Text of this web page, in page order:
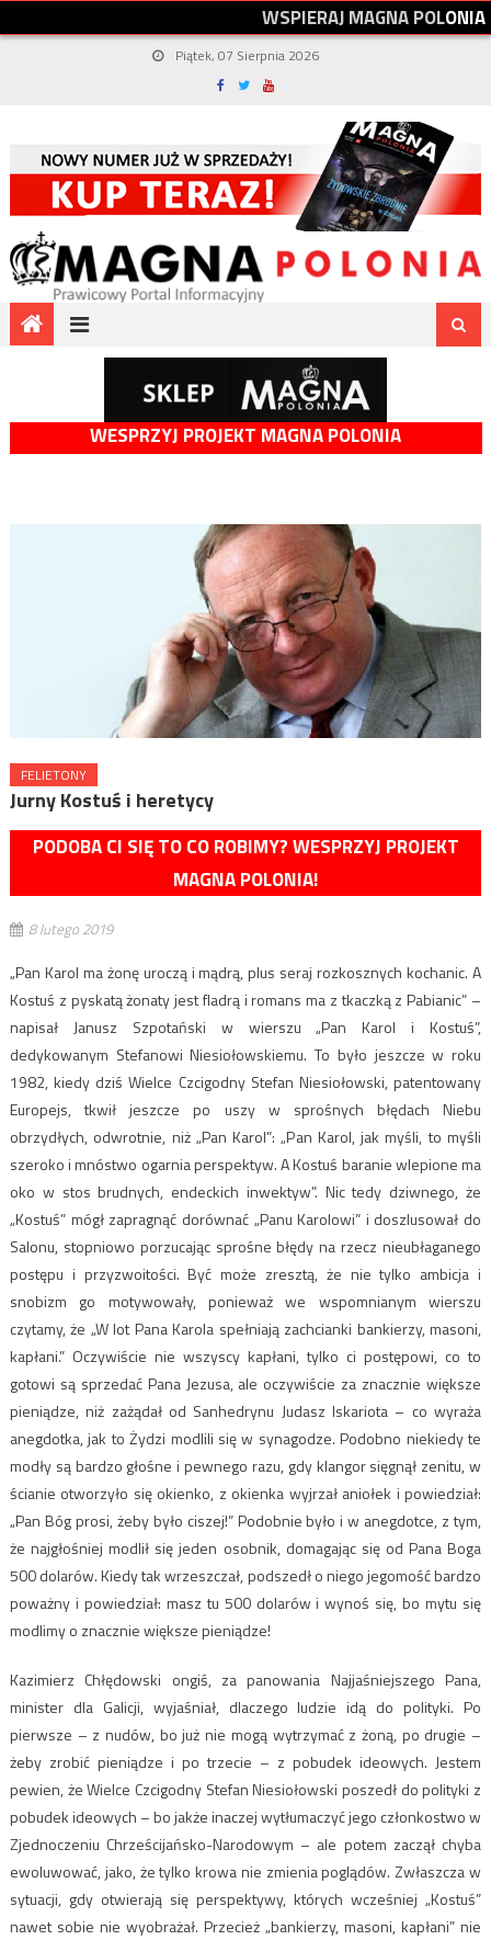
WSPIERAJMAGNAPOLONIA
Piątek, 07 Sierpnia 2026
WESPRZYJ PROJEKT MAGNA POLONIA
FELIETONY
Jurny Kostuś i heretycy
PODOBA CI SIĘ TO CO ROBIMY? WESPRZYJ PROJEKT
MAGNA POLONIA!
8 lutego 2019
„Pan Karol ma żonę uroczą i mądrą, plus seraj rozkosznych kochanic. A
Kostuś z pyskatą żonaty jest fladrą i romans ma z tkaczką z Pabianic” –
napisał Janusz Szpotański w wierszu „Pan Karol i Kostuś”,
dedykowanym Stefanowi Niesiołowskiemu. To było jeszcze w roku
1982, kiedy dziś Wielce Czcigodny Stefan Niesiołowski, patentowany
Europejs, tkwił jeszcze po uszy w sprośnych błędach Niebu
obrzydłych, odwrotnie, niż „Pan Karol”: „Pan Karol, jak myśli, to myśli
szeroko i mnóstwo ogarnia perspektyw. A Kostuś baranie wlepione ma
oko w stos brudnych, endeckich inwektyw”. Nic tedy dziwnego, że
„Kostuś” mógł zapragnąć dorównać „Panu Karolowi” i doszlusował do
Salonu, stopniowo porzucając sprośne błędy na rzecz nieubłaganego
postępu i przyzwoitości. Być może zresztą, że nie tylko ambicja i
snobizm go motywowały, ponieważ we wspomnianym wierszu
czytamy, że „W lot Pana Karola spełniają zachcianki bankierzy, masoni,
kapłani.” Oczywiście nie wszyscy kapłani, tylko ci postępowi, co to
gotowi są sprzedać Pana Jezusa, ale oczywiście za znacznie większe
pieniądze, niż zażądał od Sanhedrynu Judasz Iskariota – co wyraża
anegdotka, jak to Żydzi modlili się w synagodze. Podobno niekiedy te
modły są bardzo głośne i pewnego razu, gdy klangor sięgnął zenitu, w
ścianie otworzyło się okienko, z okienka wyjrzał aniołek i powiedział:
„Pan Bóg prosi, żeby było ciszej!” Podobnie było i w anegdotce, z tym,
że najgłośniej modlił się jeden osobnik, domagając się od Pana Boga
500 dolarów. Kiedy tak wrzeszczał, podszedł o niego jegomość bardzo
poważny i powiedział: masz tu 500 dolarów i wynoś się, bo mytu się
modlimy o znacznie większe pieniądze!
Kazimierz Chłędowski ongiś, za panowania Najjaśniejszego Pana,
minister dla Galicji, wyjaśniał, dlaczego ludzie idą do polityki. Po
pierwsze – z nudów, bo już nie mogą wytrzymać z żoną, po drugie –
żeby zrobić pieniądze i po trzecie – z pobudek ideowych. Jestem
pewien, że Wielce Czcigodny Stefan Niesiołowski poszedł do polityki z
pobudek ideowych – bo jakże inaczej wytłumaczyć jego członkostwo w
Zjednoczeniu Chrześcijańsko-Narodowym – ale potem zaczął chyba
ewoluwować, jako, że tylko krowa nie zmienia poglądów. Zwłaszcza w
sytuacji, gdy otwierają się perspektywy, których wcześniej „Kostuś”
nawet sobie nie wyobrażał. Przecież „bankierzy, masoni, kapłani” nie